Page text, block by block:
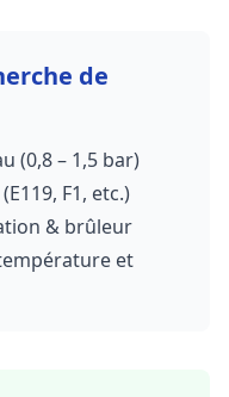
de
(0,8 – 1,5 bar)
F1, etc.)
& brûleur
et